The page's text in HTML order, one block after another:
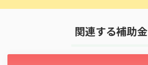
関連する補助金